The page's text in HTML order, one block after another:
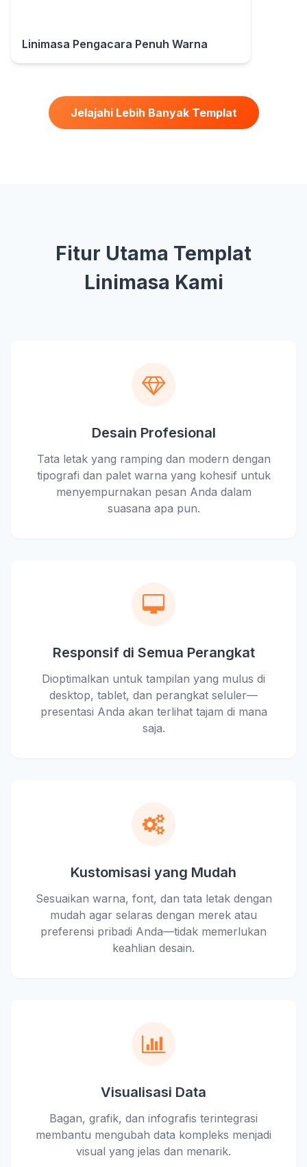
Linimasa Pengacara Penuh Warna
Jelajahi Lebih Banyak Templat
Fitur Utama Templat
Linimasa Kami
Desain Profesional
Tata letak yang ramping dan modern dengan
tipografi dan palet warna yang kohesif untuk
menyempurnakan pesan Anda dalam
suasana apa pun.
Responsif di Semua Perangkat
Dioptimalkan untuk tampilan yang mulus di
desktop, tablet, dan perangkat seluler—
presentasi Anda akan terlihat tajam di mana
saja.
Kustomisasi yang Mudah
Sesuaikan warna, font, dan tata letak dengan
mudah agar selaras dengan merek atau
preferensi pribadi Anda—tidak memerlukan
keahlian desain.
Visualisasi Data
Bagan, grafik, dan infografis terintegrasi
membantu mengubah data kompleks menjadi
visual yang jelas dan menarik.